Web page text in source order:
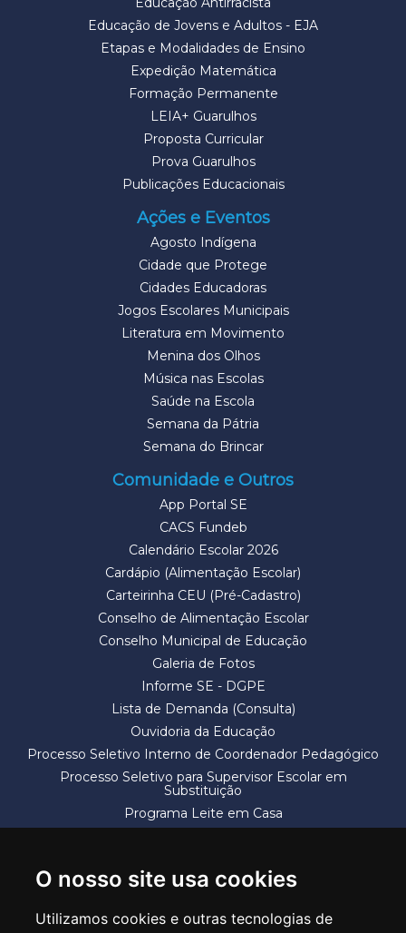
O nosso site usa cookies
Utilizamos cookies e outras tecnologias de
Educação de Jovens e Adultos - EJA
Etapas e Modalidades de Ensino
Expedição Matemática
Formação Permanente
LEIA+ Guarulhos
Proposta Curricular
Prova Guarulhos
Publicações Educacionais
Ações e Eventos
Agosto Indígena
Cidade que Protege
Cidades Educadoras
Jogos Escolares Municipais
Literatura em Movimento
Menina dos Olhos
Música nas Escolas
Saúde na Escola
Semana da Pátria
Semana do Brincar
Comunidade e Outros
App Portal SE
CACS Fundeb
Calendário Escolar 2026
Cardápio (Alimentação Escolar)
Carteirinha CEU (Pré-Cadastro)
Conselho de Alimentação Escolar
Conselho Municipal de Educação
Galeria de Fotos
Informe SE - DGPE
Lista de Demanda (Consulta)
Ouvidoria da Educação
Processo Seletivo Interno de Coordenador Pedagógico
Processo Seletivo para Supervisor Escolar em
Substituição
Programa Leite em Casa